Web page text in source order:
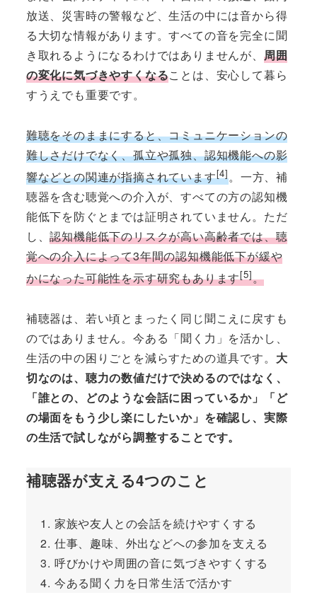
放送、災害時の警報など、生活の中には音から得
る大切な情報があります。すべての音を完全に聞
き取れるようになるわけではありませんが、 周囲
の変化に気づきやすくなることは、安心して暮ら
すうえでも重要です。
難聴をそのままにすると、コミュニケーションの
難しさだけでなく、孤立や孤独、認知機能への影
響などとの関連が指摘されています[4]。一方、補
聴器を含む聴覚への介入が、すべての方の認知機
能低下を防ぐとまでは証明されていません。ただ
し、認知機能低下のリスクが高い高齢者では、聴
覚への介入によって3年間の認知機能低下が緩や
かになった可能性を示す研究もあります[5]。
補聴器は、若い頃とまったく同じ聞こえに戻すも
のではありません。今ある「聞く力」を活かし、
生活の中の困りごとを減らすための道具です。 大
切なのは、聴力の数値だけで決めるのではなく、
「誰との、どのような会話に困っているか」「ど
の場面をもう少し楽にしたいか」を確認し、実際
の生活で試しながら調整することです。
補聴器が支える4つのこと
家族や友人との会話を続けやすくする
仕事、趣味、外出などへの参加を支える
呼びかけや周囲の音に気づきやすくする
今ある聞く力を日常生活で活かす